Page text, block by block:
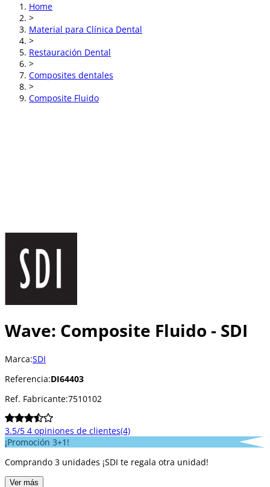
Home
>
Material para Clínica Dental
>
Restauración Dental
>
Composites dentales
>
Composite Fluido
Wave: Composite Fluido - SDI
Marca:SDI
Referencia:DI64403
Ref. Fabricante:7510102
3.5/5 4 opiniones de clientes(4)
¡Promoción 3+1!
Comprando 3 unidades ¡SDI te regala otra unidad!
Ver más